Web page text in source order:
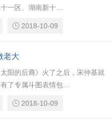
一区、湖南新十…
2018-10-09
老大
阳的后裔》火了之后，宋仲基就
了专属斗图表情包…
2018-10-09